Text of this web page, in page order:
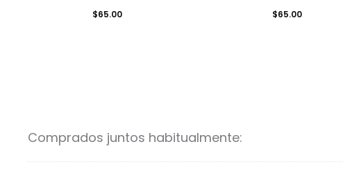
$65.00 $65.00
Comprados juntos habitualmente: